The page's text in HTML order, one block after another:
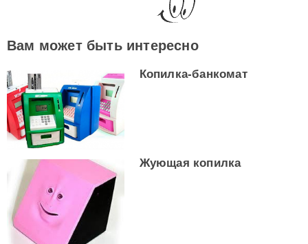
Вам может быть интересно
Копилка-банкомат
Жующая копилка